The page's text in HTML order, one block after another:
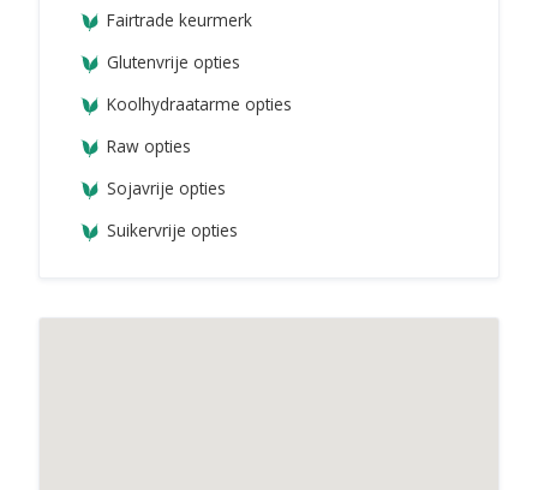
Fairtrade keurmerk
Glutenvrije opties
Koolhydraatarme opties
Raw opties
Sojavrije opties
Suikervrije opties